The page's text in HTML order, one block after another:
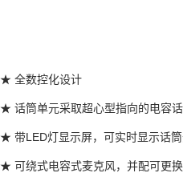
★ 全数控化设计
★ 话筒单元采取超心型指向的电容
★ 带LED灯显示屏，可实时显示话筒
★ 可绕式电容式麦克风，并配可更